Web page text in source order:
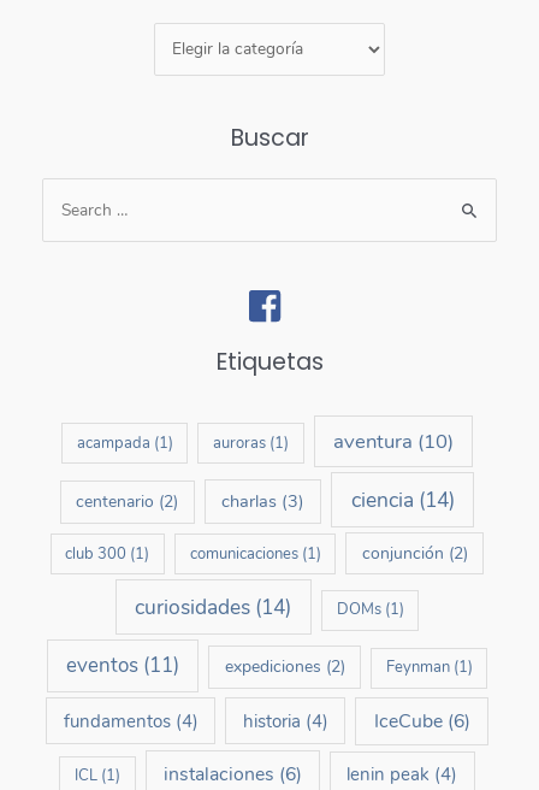
Buscar
Etiquetas
acampada (1) auroras (1) aventura (10)
centenario (2) charlas(3) ciencia (14)
club 300 (1) comunicaciones(1) conjunción (2)
curiosidades (14) DOMs(1)
eventos(11) expediciones (2) Feynman(1)
fundamentos(4) historia (4) IceCube(6)
ICL(1) instalaciones (6) lenin peak (4)